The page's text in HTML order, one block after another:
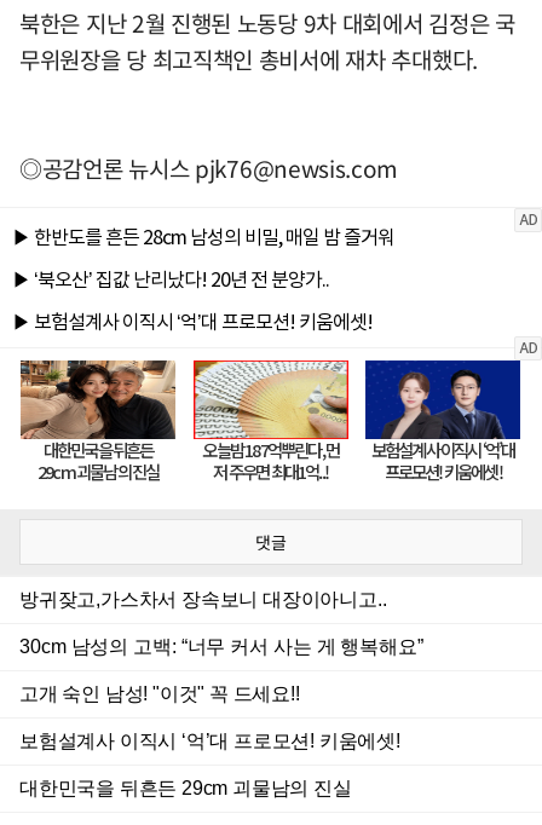
북한은 지난 2월 진행된 노동당 9차 대회에서 김정은 국
무위원장을 당 최고직책인 총비서에 재차 추대했다.
◎공감언론 뉴시스pjk76@newsis.com
댓글